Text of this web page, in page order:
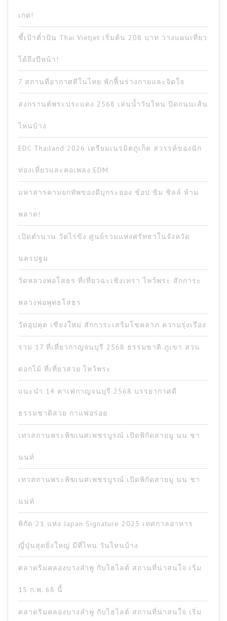
เกต!
ชี้เป้าตั๋วบิน Thai Vietjet เริ่มต้น 208 บาท วางแผนเที่ยว
ได้ถึงปีหน้า!
7 สถานที่อากาศดีในไทย พักฟื้นร่างกายและจิตใจ
สงกรานต์พระประแดง 2568 เล่นน้ำวันไหน ปิดถนนเส้น
ไหนบ้าง
EDC Thailand 2026 เตรียมเนรมิตภูเก็ต สวรรค์ของนัก
ท่องเที่ยวและคอเพลง EDM
มหาสารคามยกทัพของดีบุกระยอง ช้อป ชิม ชิลล์ ห้าม
พลาด!
เปิดตำนาน วัดไร่ขิง ศูนย์รวมแห่งศรัทธาในจังหวัด
นครปฐม
วัดหลวงพ่อโสธร ที่เที่ยวฉะเชิงเทรา ไหว้พระ สักการะ
หลวงพ่อพุทธโสธร
วัดอุปคุต เชียงใหม่ สักการะเสริมโชคลาภ ความรุ่งเรือง
รวม 17 ที่เที่ยวกาญจนบุรี 2568 ธรรมชาติ ภูเขา สวน
ดอกไม้ ที่เที่ยวสวย ไหว้พระ
แนะนำ 14 คาเฟ่กาญจนบุรี 2568 บรรยากาศดี
ธรรมชาติสวย กาแฟอร่อย
เทวสถานพระพิฆเนศเพชรบูรณ์ เปิดพิกัดสายมู นน ชา
นนท์
เทวสถานพระพิฆเนศเพชรบูรณ์ เปิดพิกัดสายมู นน ชา
นนท์
พิกัด 21 แห่ง Japan Signature 2025 เทศกาลอาหาร
ญี่ปุ่นสุดยิ่งใหญ่ มีที่ไหน วันไหนบ้าง
ตลาดริมคลองบางลำพู กับไฮไลต์ สถานที่น่าสนใจ เริ่ม
15 ก.พ. 68 นี้
ตลาดริมคลองบางลำพู กับไฮไลต์ สถานที่น่าสนใจ เริ่ม